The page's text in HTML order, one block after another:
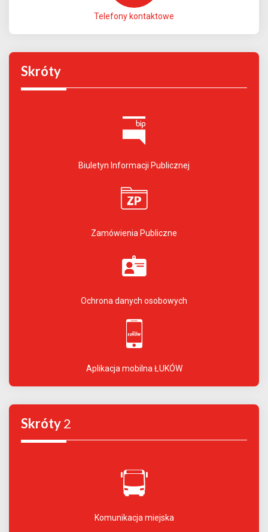
Telefony kontaktowe
Skróty
Biuletyn Informacji Publicznej
Zamówienia Publiczne
Ochrona danych osobowych
Aplikacja mobilna ŁUKÓW
Skróty2
Komunikacja miejska